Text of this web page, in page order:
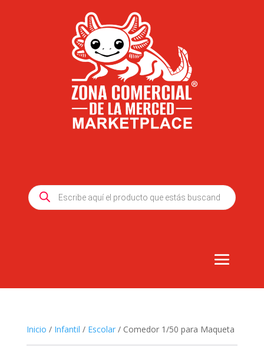
Products
search
Inicio / Infantil / Escolar/ Comedor 1/50 para Maqueta